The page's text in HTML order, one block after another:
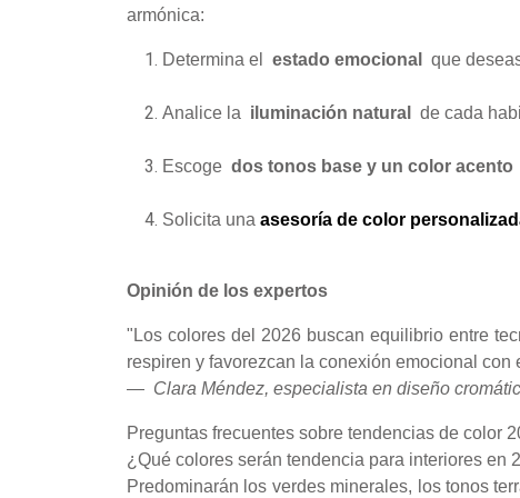
armónica:
Determina el estado emocional que
Analice la iluminación natural de cada
Escoge dos tonos base y un color acento
Solicita una asesoría de color
Opinión de los expertos
"Los colores del 2026 buscan equilibrio entre
respiren y favorezcan la conexión emocional con
— Clara Méndez, especialista en diseño
Preguntas frecuentes sobre tendencias de color
¿Qué colores serán tendencia para interiores en
Predominarán los verdes minerales, los tonos